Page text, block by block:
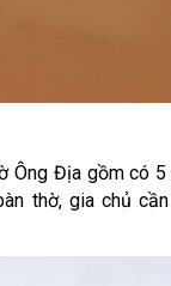
Ông Địa gồm có
thờ, gia chủ